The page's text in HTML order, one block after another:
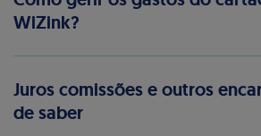
WiZink?
Juros comissões e outros
de saber